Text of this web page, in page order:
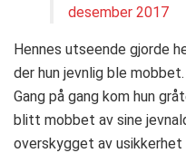
desember 2017
Hennes utseende gjorde
der hun jevnlig ble mobbet.
Gang på gang kom hun
blitt mobbet av sine
overskygget av